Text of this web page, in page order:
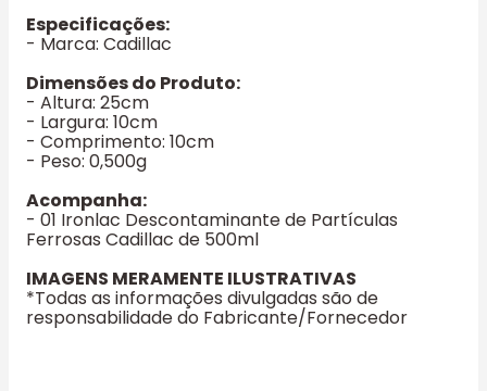
Especificações:
- Marca: Cadillac
Dimensões do Produto:
- Altura: 25cm
- Largura: 10cm
- Comprimento: 10cm
- Peso: 0,500g
Acompanha:
- 01 Ironlac Descontaminante de Partículas
Ferrosas Cadillac de 500ml
IMAGENS MERAMENTE ILUSTRATIVAS
*Todas as informações divulgadas são de
responsabilidade do Fabricante/Fornecedor